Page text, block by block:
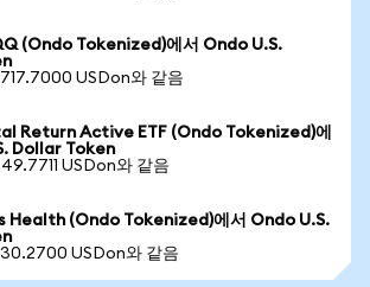
(Ondo Tokenized)에서 Ondo U.S.
USDon와 같음
Return Active ETF (Ondo Tokenized)에
Dollar Token
USDon와 같음
Health (Ondo Tokenized)에서 Ondo U.S.
USDon와 같음